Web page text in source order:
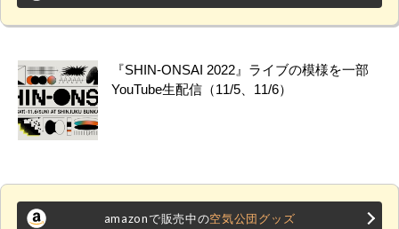
『SHIN-ONSAI 2022』ライブの模様を一部
YouTube生配信（11/5、11/6）
amazonで販売中の空気公団グッズ